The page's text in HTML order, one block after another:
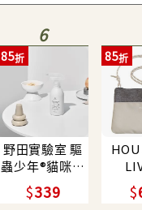
6
野田實驗室 驅
蟲少年®貓咪家
庭專用萬用清潔
劑/ 貓薄荷/ 寵
85
339
身包/
85